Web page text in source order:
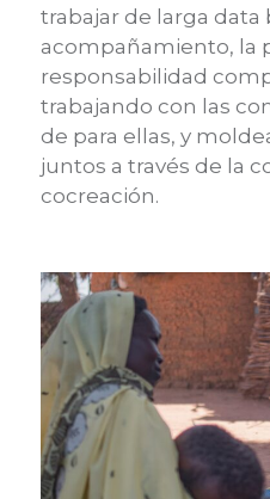
trabajar de larga data
acompañamiento, la
responsabilidad
trabajando con las
de para ellas, y
juntos a través de la
cocreación.